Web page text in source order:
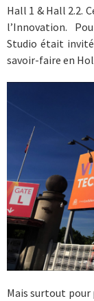
CONTACT
Hall 1 & Hall 2.2.
l’Innovation.
Studio était
savoir-faire en
Mais surtout